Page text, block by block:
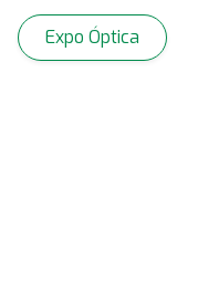
Expo Óptica